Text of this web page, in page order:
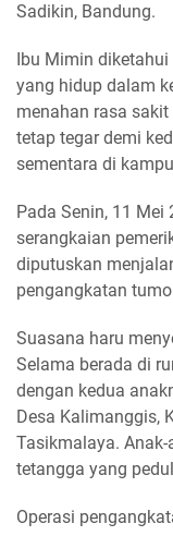
Sadikin, Bandung.
Ibu Mimin
yang hidup dalam
menahan rasa
tetap tegar demi
sementara di
Pada Senin, 11
serangkaian
diputuskan
pengangkatan
Suasana haru
Selama berada di
dengan kedua
Desa Kalimanggis,
Tasikmalaya.
tetangga yang
Operasi